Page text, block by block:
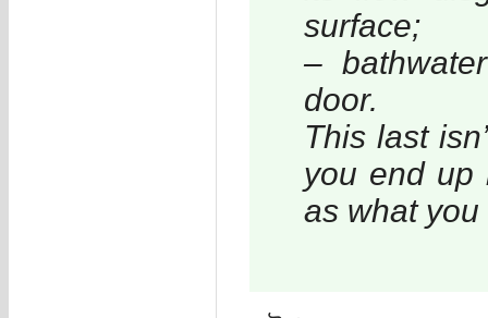
surface;
–
door.
This last
you end up
as what